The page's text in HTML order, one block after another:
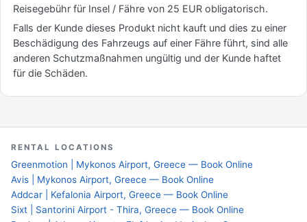
Reisegebühr für Insel / Fähre von 25 EUR obligatorisch.
Falls der Kunde dieses Produkt nicht kauft und dies zu einer
Beschädigung des Fahrzeugs auf einer Fähre führt, sind alle
anderen Schutzmaßnahmen ungültig und der Kunde haftet
für die Schäden.
RENTAL LOCATIONS
Greenmotion | Mykonos Airport, Greece — Book Online
Avis | Mykonos Airport, Greece — Book Online
Addcar | Kefalonia Airport, Greece — Book Online
Sixt | Santorini Airport - Thira, Greece — Book Online